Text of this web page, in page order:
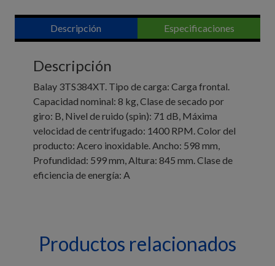
Descripción Especificaciones
Descripción
Balay 3TS384XT. Tipo de carga: Carga frontal.
Capacidad nominal: 8 kg, Clase de secado por
giro: B, Nivel de ruido (spin): 71 dB, Máxima
velocidad de centrifugado: 1400 RPM. Color del
producto: Acero inoxidable. Ancho: 598 mm,
Profundidad: 599 mm, Altura: 845 mm. Clase de
eficiencia de energía: A
Productos relacionados